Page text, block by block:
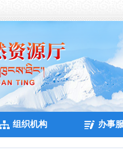
组织机构 办事